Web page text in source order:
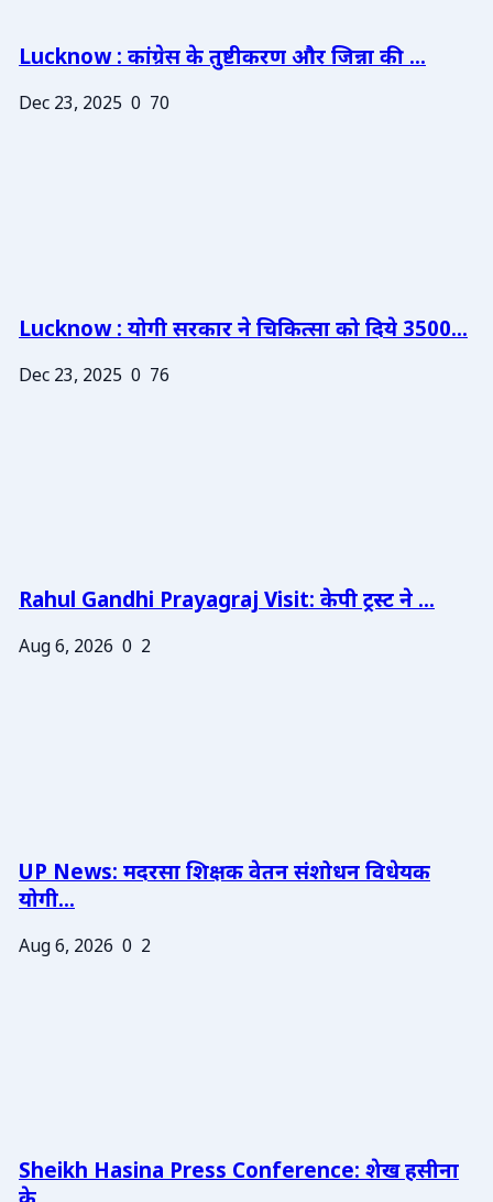
Lucknow : कांग्रेस के तुष्टीकरण और जिन्ना की ...
Dec 23, 2025 0 70
Lucknow : योगी सरकार ने चिकित्सा को दिये 3500...
Dec 23, 2025 0 76
Rahul Gandhi Prayagraj Visit: केपी ट्रस्ट ने ...
Aug 6, 2026 0 2
UP News: मदरसा शिक्षक वेतन संशोधन विधेयक
योगी...
Aug 6, 2026 0 2
Sheikh Hasina Press Conference: शेख हसीना